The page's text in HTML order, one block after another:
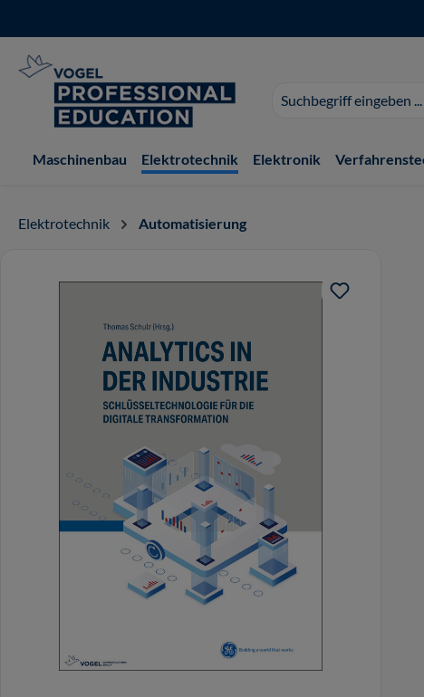
Suchvorschläge
erscheinen
der
Maschinenbau Elektrotechnik Elektronik
Elektrotechnik Automatisierung